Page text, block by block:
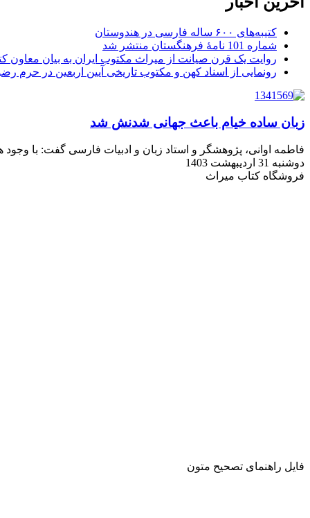
کتیبه‌های ۶۰۰ ساله فارسی در هندوستان
شماره 101 نامۀ فرهنگستان منتشر شد
روایت یک قرن صیانت از میراث مکتوب ایران به بیان معاون
رونمایی از اسناد کهن و مکتوب تاریخی آیین اربعین در حرم
زبان ساده خیام باعث جهانی شدنش شد
فاطمه اوانی، پژوهشگر و استاد زبان و ادبیات فارسی گفت: با
دوشنبه 31 اردیبهشت 1403
فروشگاه کتاب میراث
فایل راهنمای تصحیح متون